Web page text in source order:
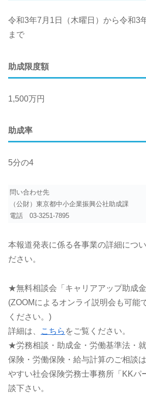
令和3年7月1日（木曜日）から令和3
まで
助成限度額
1,500万円
助成率
5分の4
問い合わせ先
（公財）東京都中小企業振興公社助成課
電話 03-3251-7895
本報道発表に係る各事業の詳細につ
ださい。
★無料相談会「キャリアアップ助成金
(ZOOMによるオンライ説明会も可能
ください。)
詳細は、
こちら をご覧ください。
★労務相談・助成金・労働基準法・
保険・労働保険・給与計算のご相談
やすい社会保険労務士事務所「KKパ
談下さい。